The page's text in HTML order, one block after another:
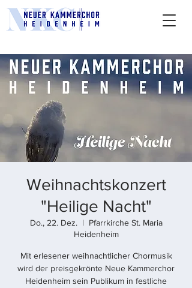
Weihnachtskonzert
"Heilige Nacht"
Do., 22. Dez.
  |
Pfarrkirche St. Maria
Heidenheim
Mit erlesener weihnachtlicher Chormusik
wird der preisgekrönte Neue Kammerchor
Heidenheim sein Publikum in festliche